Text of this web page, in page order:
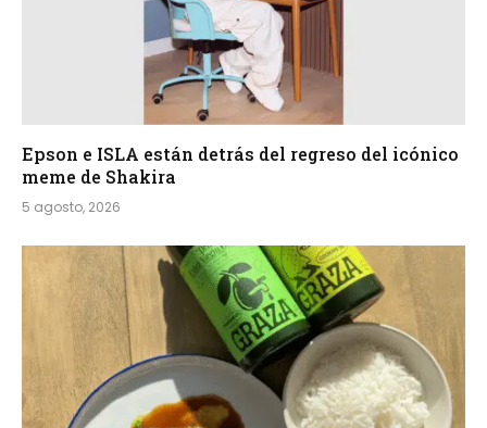
Epson e ISLA están detrás del regreso del icónico
meme de Shakira
5 agosto, 2026